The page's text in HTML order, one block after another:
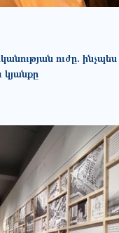
ուժը. ինչպես
կյանքը